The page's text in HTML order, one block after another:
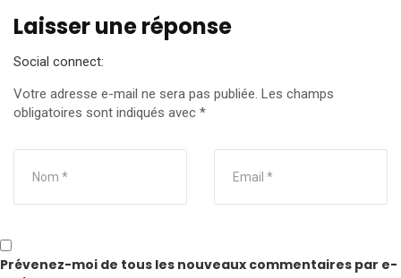
Laisser une réponse
Social connect:
Votre adresse e-mail ne sera pas publiée. Les champs
obligatoires sont indiqués avec *
Prévenez-moi de tous les nouveaux commentaires par e-